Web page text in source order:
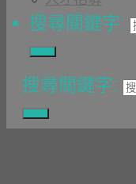
搜尋關鍵字:
搜尋關鍵字: